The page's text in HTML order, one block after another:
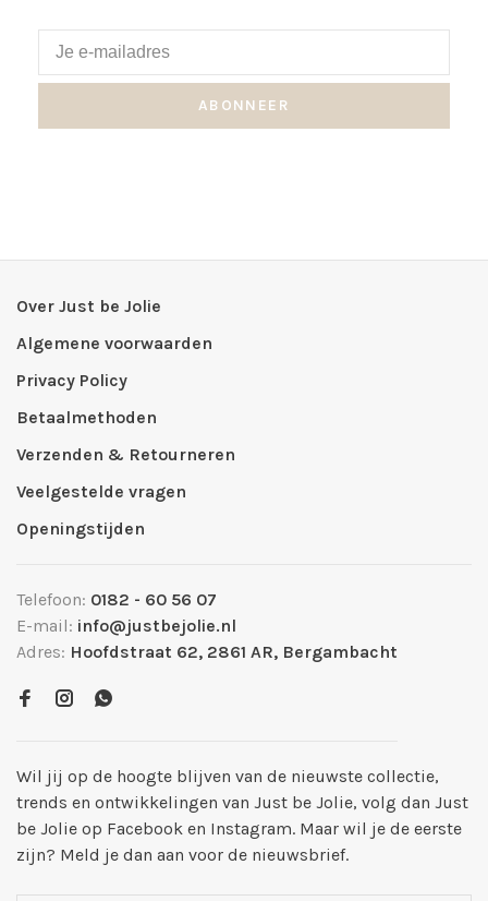
ABONNEER
Over Just be Jolie
Algemene voorwaarden
Privacy Policy
Betaalmethoden
Verzenden & Retourneren
Veelgestelde vragen
Openingstijden
Telefoon: 0182 - 60 56 07
E-mail: info@justbejolie.nl
Adres: Hoofdstraat 62, 2861 AR, Bergambacht
Wil jij op de hoogte blijven van de nieuwste collectie,
trends en ontwikkelingen van Just be Jolie, volg dan Just
be Jolie op Facebook en Instagram. Maar wil je de eerste
zijn? Meld je dan aan voor de nieuwsbrief.